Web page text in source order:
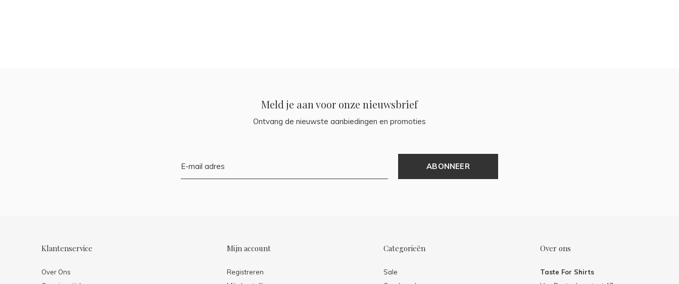
Meld je aan voor onze nieuwsbrief
Ontvang de nieuwste aanbiedingen en promoties
ABONNEER
Klantenservice
Over Ons
Mijn account
Registreren
Categorieën
Sale
Over ons
Taste For Shirts